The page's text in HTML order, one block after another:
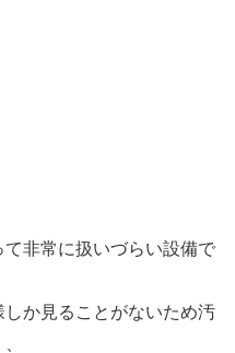
掃
非常に扱いづらい設備で
か見ることがないため汚